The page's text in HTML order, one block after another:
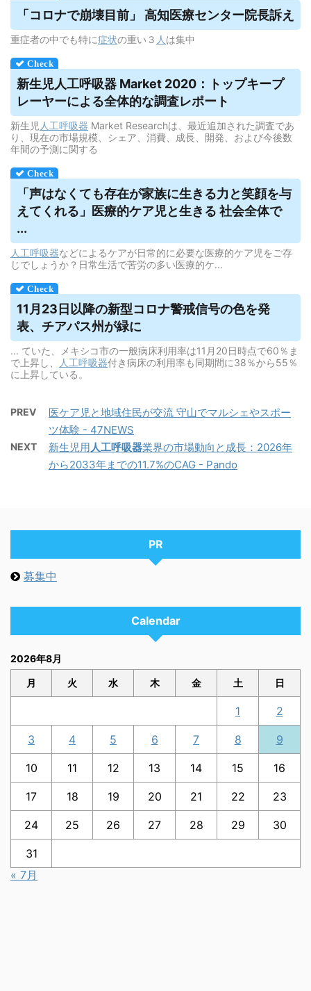
「コロナで崩壊目前」 高知医療センター院長訴え
重症者の中でも特に症状の重い３ 人 は集中
新生児人工呼吸器 Market 2020：トップキープ
レーヤーによる全体的な調査レポート
新生児 人工呼吸器 Market Researchは、最近追加された調査であ
り、現在の市場規模、シェア、消費、成長、開発、および今後数
年間の予測に関する
「声はなくても存在が家族に生きる力と笑顔を与
えてくれる」医療的ケア児と生きる 社会全体で
...
人工呼吸器などによるケアが日常的に必要な医療的ケア児をご存
じでしょうか？日常生活で苦労の多い医療的ケ...
11月23日以降の新型コロナ警戒信号の色を発
表、チアパス州が緑に
... ていた、メキシコ市の一般病床利用率は11月20日時点で60％ま
で上昇し、
人工呼吸器付き病床の利用率も同期間に38％から55％
に上昇している。
PREV
医ケア児と地域住民が交流 守山でマルシェやスポー
ツ体験 - 47NEWS
NEXT 新生児用人工呼吸器業界の市場動向と成長：2026年
から2033年までの11.7%のCAG - Pando
PR
募集中
Calendar
2026年8月
月 火 水 木 金 土 日
1 2
3 4 5 6 7 8 9
10 11 12 13 14 15 16
17 18 19 20 21 22 23
24 25 26 27 28 29 30
31
« 7月